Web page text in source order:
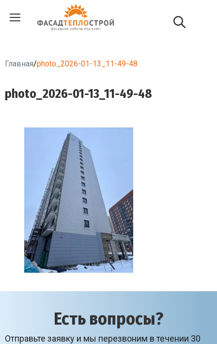
Главная/photo_2026-01-13_11-49-48
photo_2026-01-13_11-49-48
Есть вопросы?
Отправьте заявку и мы перезвоним в течении 30